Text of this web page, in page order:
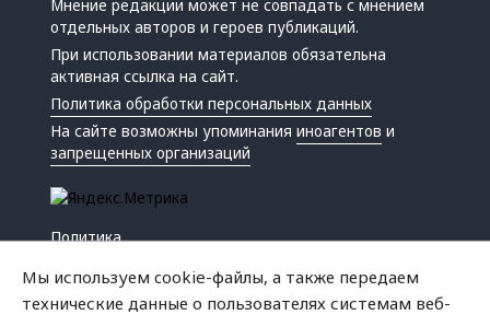
Мнение редакции может не совпадать с мнением
отдельных авторов и героев публикаций.
При использовании материалов обязательна
активная ссылка на сайт.
Политика обработки персональных данных
На сайте возможны упоминанияиноагентов и
запрещенных организаций
Политика
Мы используем cookie-файлы, а также передаем
технические данные о пользователях системам веб-